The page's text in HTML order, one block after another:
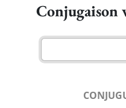
Conjugaison